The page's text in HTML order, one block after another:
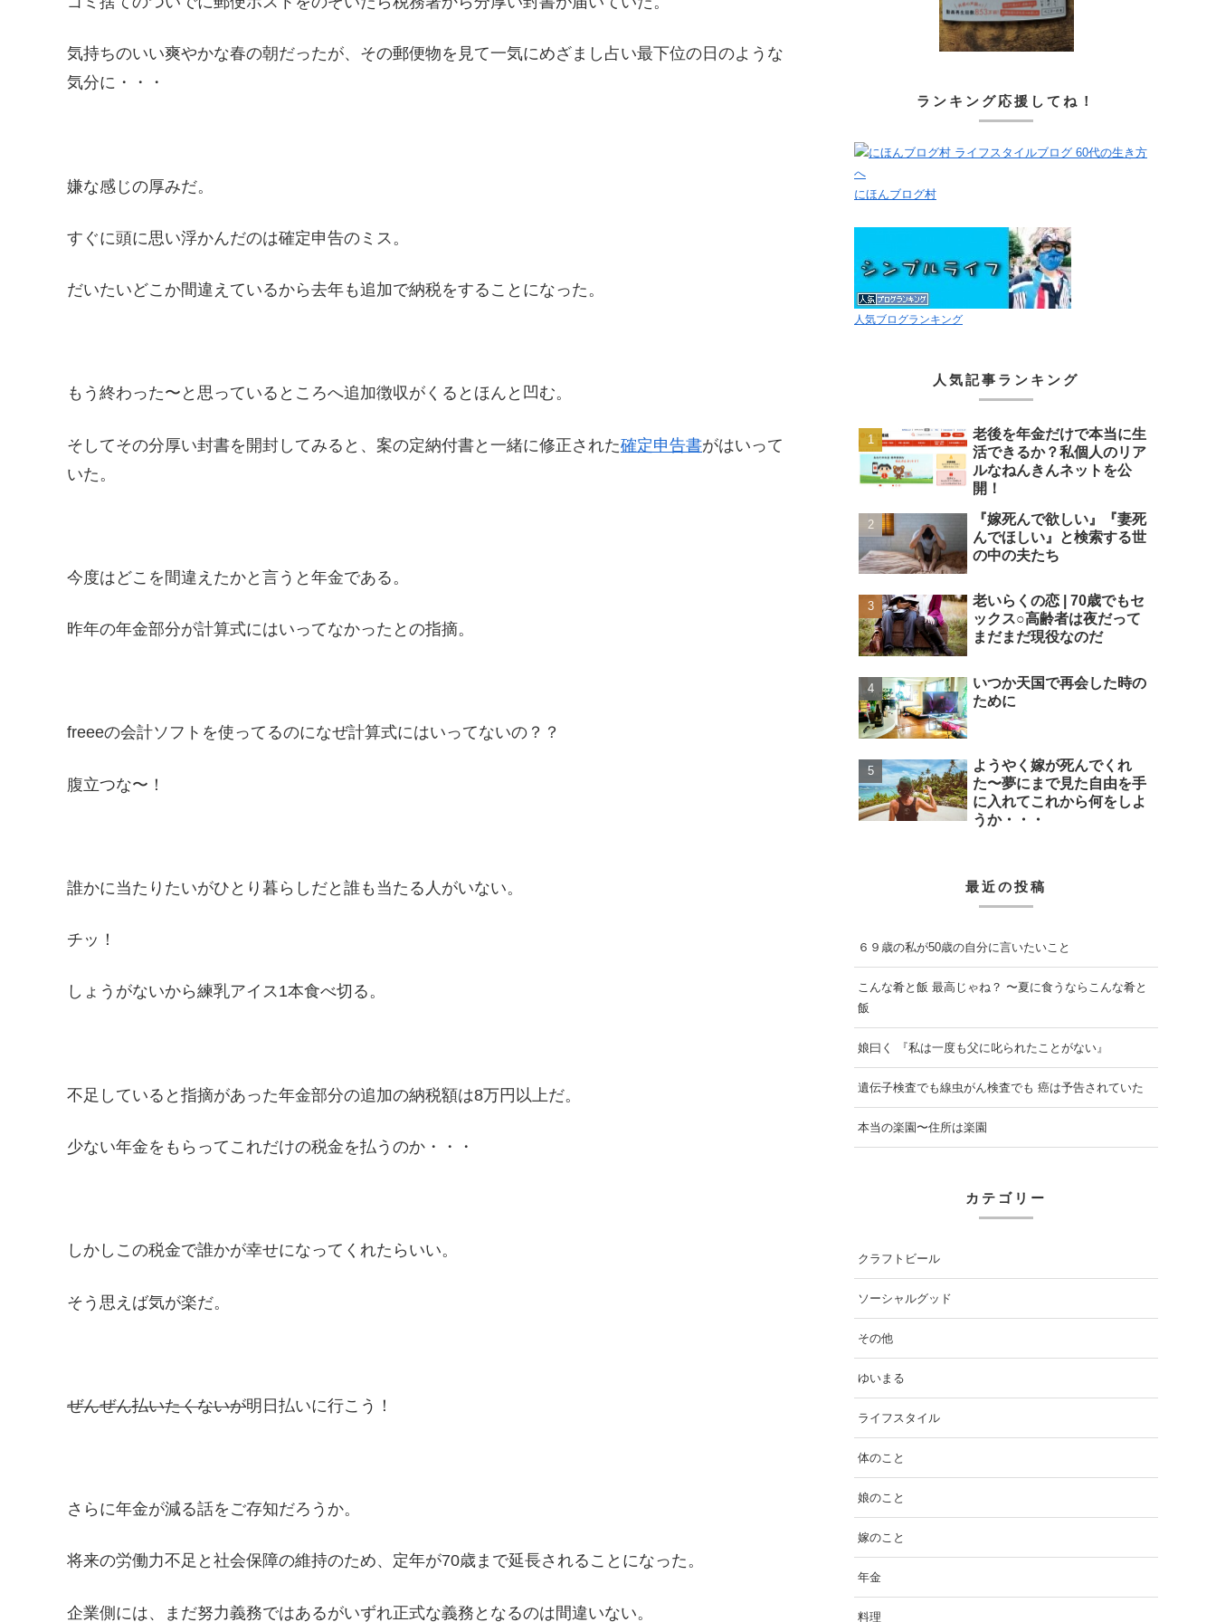
気持ちのいい爽やかな春の朝だったが、その郵便物を見て一気にめざまし占い最下位の日のような
気分に・・・
嫌な感じの厚みだ。
すぐに頭に思い浮かんだのは確定申告のミス。
だいたいどこか間違えているから去年も追加で納税をすることになった。
もう終わった〜と思っているところへ追加徴収がくるとほんと凹む。
そしてその分厚い封書を開封してみると、案の定納付書と一緒に修正された確定申告書がはいって
いた。
今度はどこを間違えたかと言うと年金である。
昨年の年金部分が計算式にはいってなかったとの指摘。
freeeの会計ソフトを使ってるのになぜ計算式にはいってないの？？
腹立つな〜！
誰かに当たりたいがひとり暮らしだと誰も当たる人がいない。
チッ！
しょうがないから練乳アイス1本食べ切る。
不足していると指摘があった年金部分の追加の納税額は8万円以上だ。
少ない年金をもらってこれだけの税金を払うのか・・・
しかしこの税金で誰かが幸せになってくれたらいい。
そう思えば気が楽だ。
ぜんぜん払いたくないが明日払いに行こう！
さらに年金が減る話をご存知だろうか。
将来の労働力不足と社会保障の維持のため、定年が70歳まで延長されることになった。
企業側には、まだ努力義務ではあるがいずれ正式な義務となるのは間違いない。
ランキング応援してね！
にほんブログ村
人気ブログランキング
人気記事ランキング
老後を年金だけで本当に生
活できるか？私個人のリア
ルなねんきんネットを公
開！
『嫁死んで欲しい』『妻死
んでほしい』と検索する世
の中の夫たち
老いらくの恋 | 70歳でもセ
ックス○高齢者は夜だって
まだまだ現役なのだ
いつか天国で再会した時の
ために
ようやく嫁が死んでくれ
た〜夢にまで見た自由を手
に入れてこれから何をしよ
うか・・・
最近の投稿
６９歳の私が50歳の自分に言いたいこと
こんな肴と飯 最高じゃね？ 〜夏に食うならこんな肴と
飯
娘曰く 『私は一度も父に叱られたことがない』
遺伝子検査でも線虫がん検査でも 癌は予告されていた
本当の楽園〜住所は楽園
カテゴリー
クラフトビール
ソーシャルグッド
その他
ゆいまる
ライフスタイル
体のこと
娘のこと
嫁のこと
年金
料理